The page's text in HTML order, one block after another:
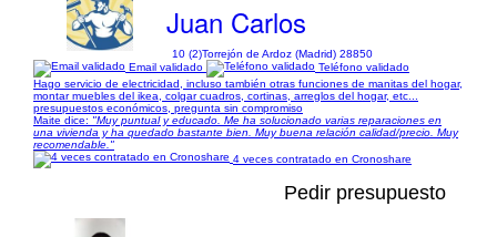
Juan Carlos
10 (2)Torrejón de Ardoz (Madrid) 28850
Email validado
Teléfono validado
Hago servicio de electricidad, incluso también otras funciones de manitas del hogar,
montar muebles del ikea, colgar cuadros, cortinas, arreglos del hogar, etc...
presupuestos económicos, pregunta sin compromiso
Maite dice: "Muy puntual y educado. Me ha solucionado varias reparaciones en
una vivienda y ha quedado bastante bien. Muy buena relación calidad/precio. Muy
recomendable."
4 veces contratado en Cronoshare
Pedir presupuesto